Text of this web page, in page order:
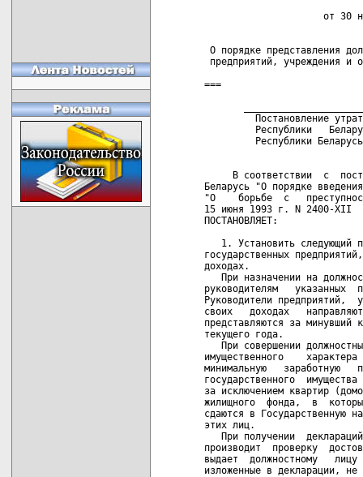
от 30
О порядке представления
предприятий, учреждения и
===
Постановление
Республики
Республики
В соответствии  с
Беларусь "О порядке
"О    борьбе  с
15 июня 1993 г. N 2400-XII
ПОСТАНОВЛЯЕТ:
1. Установить следующий
государственных
доходах.
При назначении на
руководителям   указанных
Руководители предприятий,
своих   доходах
представляются за минувший
текущего года.
При совершении
имущественного
минимальную   заработную
государственного
за исключением квартир
жилищного  фонда,  в
сдаются в Государственную
этих лиц.
При получении
производит  проверку
выдает  должностному
изложенные в декларации, не